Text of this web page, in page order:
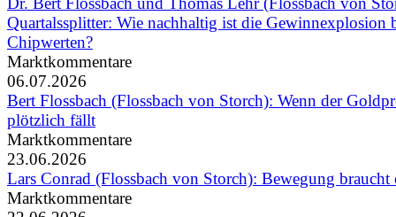
Quartalssplitter: Wie nachhaltig ist die Gewinnexplosion
Chipwerten?
Marktkommentare
06.07.2026
Bert Flossbach (Flossbach von Storch): Wenn der
plötzlich fällt
Marktkommentare
23.06.2026
Lars Conrad (Flossbach von Storch): Bewegung braucht
Marktkommentare